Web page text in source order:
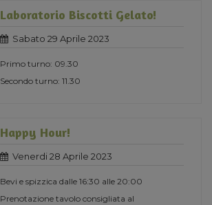
Laboratorio Biscotti Gelato!
Sabato 29 Aprile 2023
Primo turno: 09.30
Secondo turno: 11.30
Happy Hour!
Venerdi 28 Aprile 2023
Bevi e spizzica dalle 16:30 alle 20:00
Prenotazione tavolo consigliata al